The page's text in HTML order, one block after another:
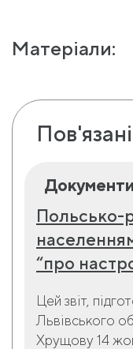
Матеріали:
Документи
Польсько-
“про
Цей звіт,
Львівського
Хрущову 14